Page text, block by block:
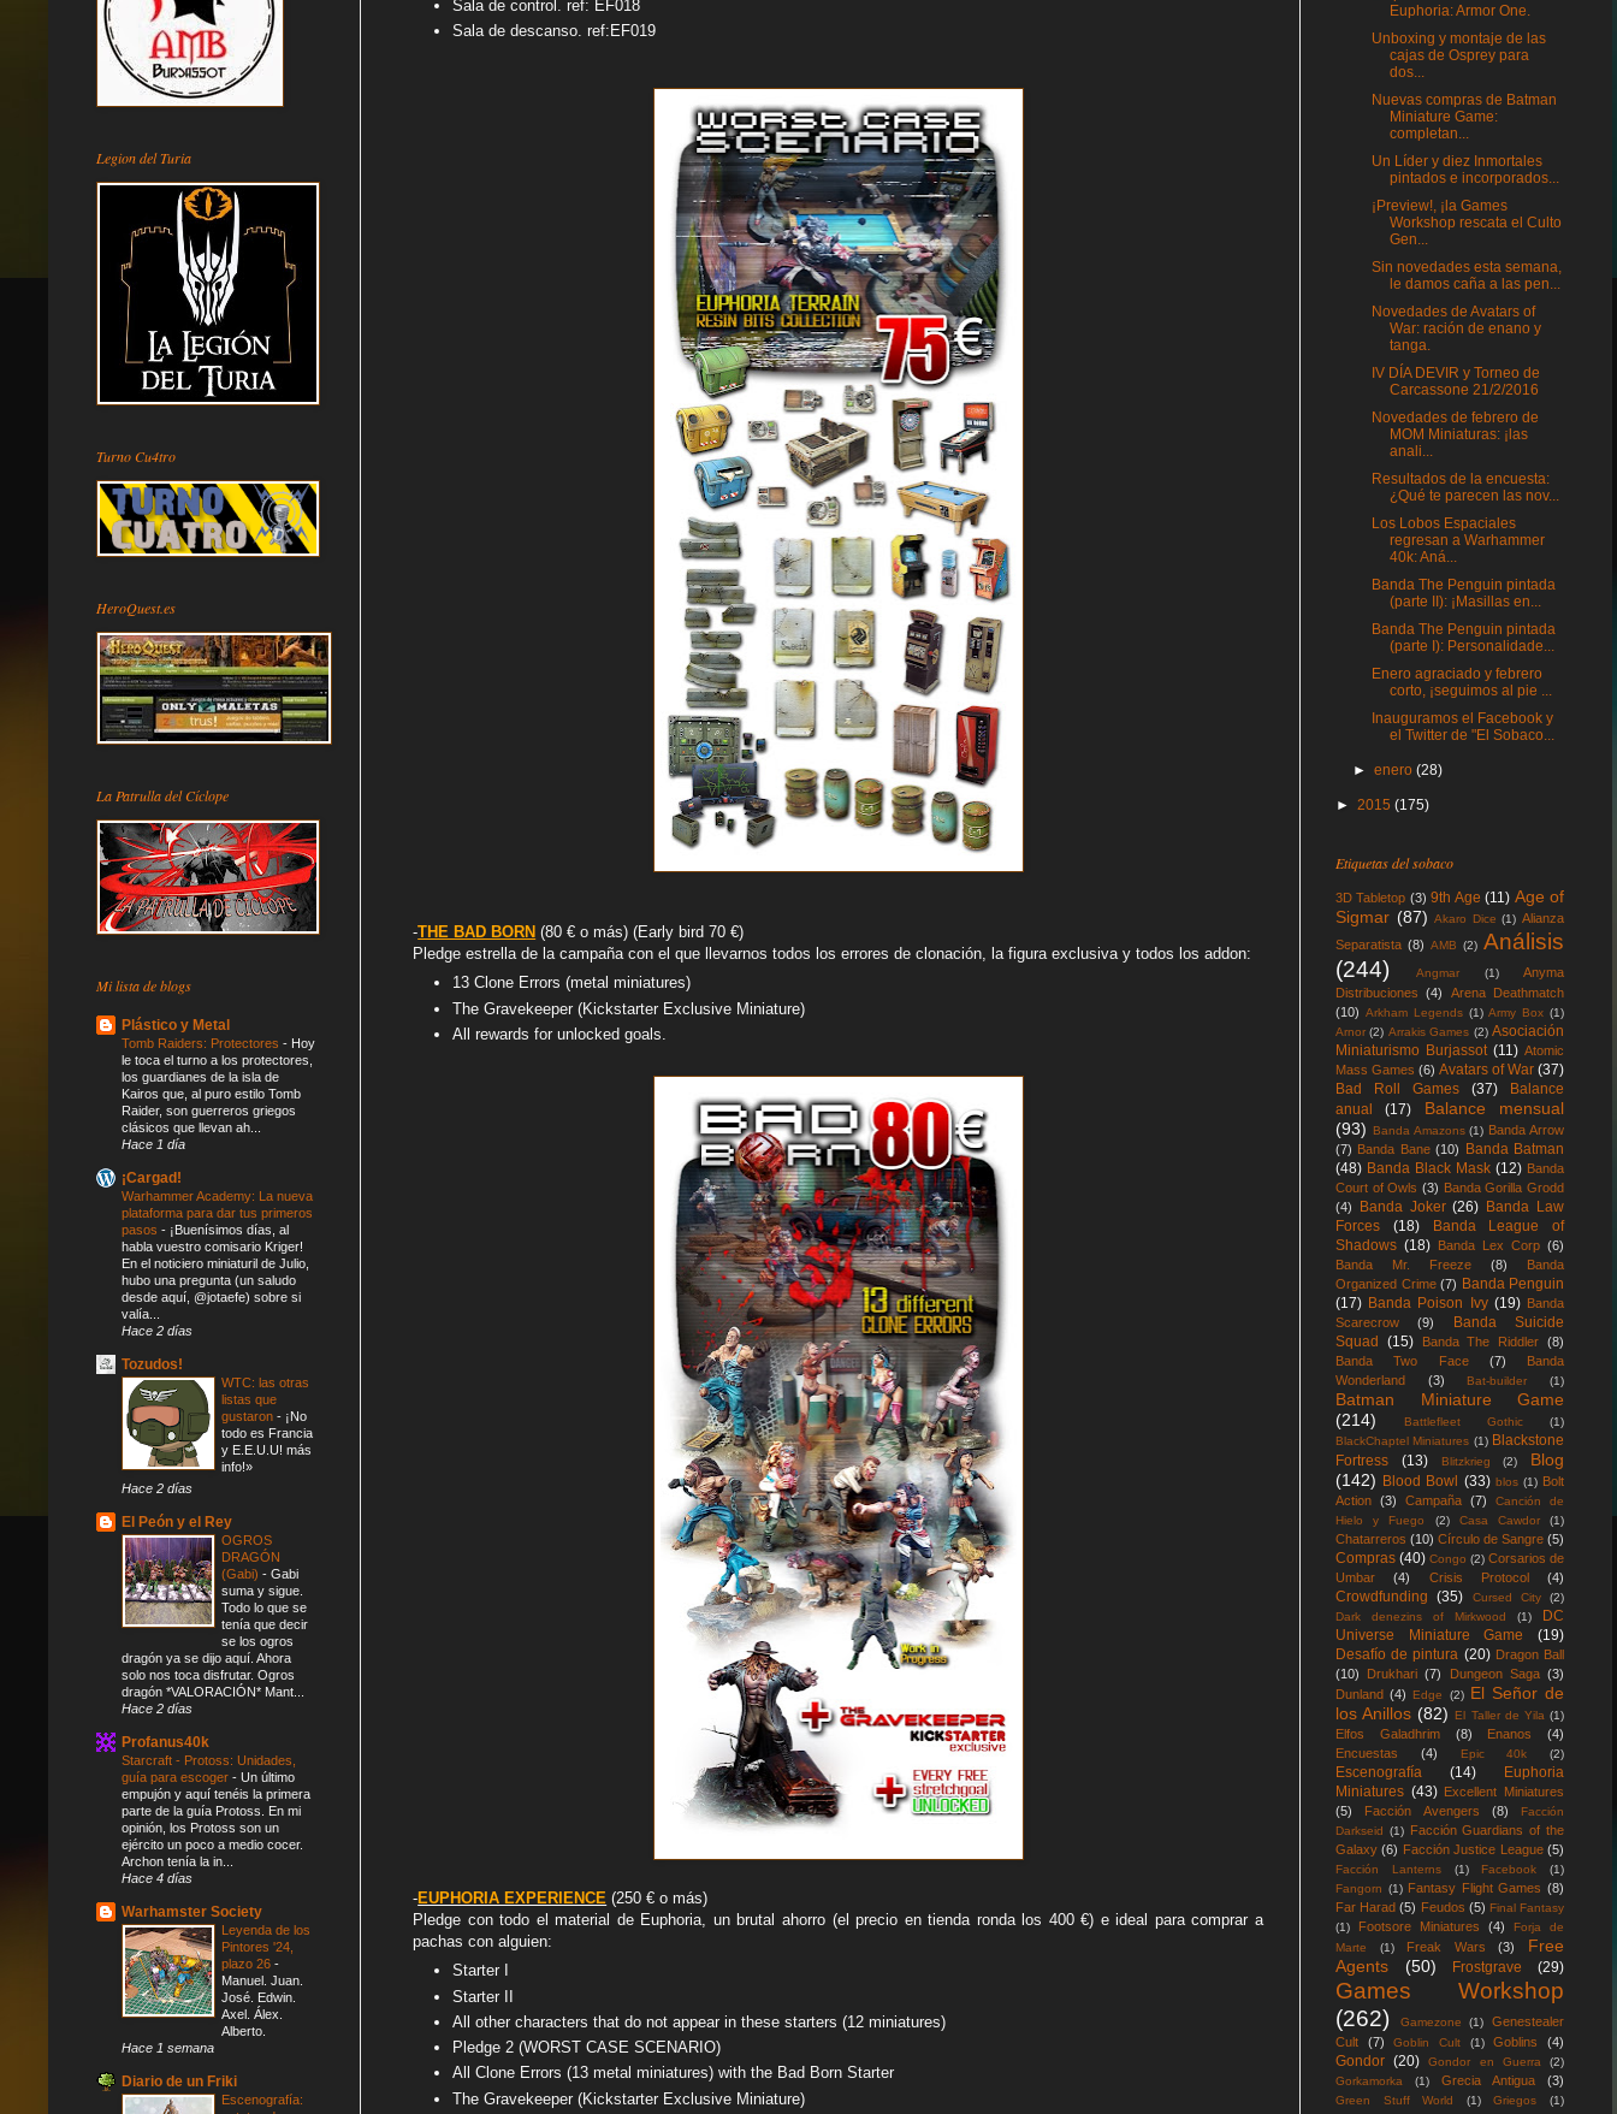
Sala de control. ref: EF018
Sala de descanso. ref:EF019
-THE BAD BORN (80 € o más) (Early bird 70 €)
Pledge estrella de la campaña con el que llevarnos todos los errores de clonación, la figura exclusiva y todos los addon:
13 Clone Errors (metal miniatures)
The Gravekeeper (Kickstarter Exclusive Miniature)
All rewards for unlocked goals.
-EUPHORIA EXPERIENCE (250 € o más)
Pledge con todo el material de Euphoria, un brutal ahorro (el precio en tienda ronda los 400 €) e ideal para comprar a
pachas con alguien:
Starter I
Starter II
All other characters that do not appear in these starters (12 miniatures)
Pledge 2 (WORST CASE SCENARIO)
All Clone Errors (13 metal miniatures) with the Bad Born Starter
The Gravekeeper (Kickstarter Exclusive Miniature)
Legion del Turia
Turno Cu4tro
HeroQuest.es
La Patrulla del Cíclope
Mi lista de blogs
Plástico y Metal
Tomb Raiders: Protectores - Hoy
le toca el turno a los protectores,
los guardianes de la isla de
Kairos que, al puro estilo Tomb
Raider, son guerreros griegos
clásicos que llevan ah...
Hace 1 día
¡Cargad!
Warhammer Academy: La nueva
plataforma para dar tus primeros
pasos - ¡Buenísimos días, al
habla vuestro comisario Kriger!
En el noticiero miniaturil de Julio,
hubo una pregunta (un saludo
desde aquí, @jotaefe) sobre si
valía...
Hace 2 días
Tozudos!
WTC: las otras
listas que
gustaron - ¡No
todo es Francia
y E.E.U.U! más
info!»
Hace 2 días
El Peón y el Rey
OGROS
DRAGÓN
(Gabi) - Gabi
suma y sigue.
Todo lo que se
tenía que decir
se los ogros
dragón ya se dijo aquí. Ahora
solo nos toca disfrutar. Ogros
dragón *VALORACIÓN* Mant...
Hace 2 días
Profanus40k
Starcraft - Protoss: Unidades,
guía para escoger - Un último
empujón y aquí tenéis la primera
parte de la guía Protoss. En mi
opinión, los Protoss son un
ejército un poco a medio cocer.
Archon tenía la in...
Hace 4 días
Warhamster Society
Leyenda de los
Pintores '24,
plazo 26 -
Manuel. Juan.
José. Edwin.
Axel. Álex.
Alberto.
Hace 1 semana
Diario de un Friki
Escenografía:
Euphoria: Armor One.
Unboxing y montaje de las
cajas de Osprey para
dos...
Nuevas compras de Batman
Miniature Game:
completan...
Un Líder y diez Inmortales
pintados e incorporados...
¡Preview!, ¡la Games
Workshop rescata el Culto
Gen...
Sin novedades esta semana,
le damos caña a las pen...
Novedades de Avatars of
War: ración de enano y
tanga.
IV DÍA DEVIR y Torneo de
Carcassone 21/2/2016
Novedades de febrero de
MOM Miniaturas: ¡las
anali...
Resultados de la encuesta:
¿Qué te parecen las nov...
Los Lobos Espaciales
regresan a Warhammer
40k: Aná...
Banda The Penguin pintada
(parte II): ¡Masillas en...
Banda The Penguin pintada
(parte I): Personalidade...
Enero agraciado y febrero
corto, ¡seguimos al pie ...
Inauguramos el Facebook y
el Twitter de "El Sobaco...
►enero(28)
► 2015 (175)
Etiquetas del sobaco
3D Tabletop (3) 9th Age (11) Age of
Sigmar (87) Akaro Dice (1) Alianza
Separatista (8) AMB (2) Análisis
(244)
Angmar (1)
Anyma
Distribuciones
(4)
Arena Deathmatch
(10) Arkham Legends (1) Army Box (1)
Arnor (2) Arrakis Games (2) Asociación
Miniaturismo Burjassot (11) Atomic
Mass Games (6) Avatars of War (37)
Bad Roll Games
(37)
Balance
anual
(17)
Balance mensual
(93)
Banda Amazons (1) Banda Arrow
(7) Banda Bane (10)
Banda Batman
(48) Banda Black Mask (12) Banda
Court of Owls (3) Banda Gorilla Grodd
(4)
Banda Joker (26) Banda Law
Forces
(18)
Banda League of
Shadows (18) Banda Lex Corp (6)
Banda Mr. Freeze
(8)
Banda
Organized Crime (7) Banda Penguin
(17) Banda Poison Ivy (19) Banda
Scarecrow
(9)
Banda Suicide
Squad
(15) Banda The Riddler (8)
Banda Two Face
(7)
Banda
Wonderland
(3) Bat-builder (1)
Batman Miniature Game
(214)
Battlefleet Gothic
(1)
BlackChaptel Miniatures (1) Blackstone
Fortress
(13) Blitzkrieg (2)
Blog
(142) Blood Bowl (33) blos (1) Bolt
Action (3) Campaña (7)
Canción de
Hielo y Fuego
(2) Casa Cawdor (1)
Chatarreros (10) Círculo de Sangre (5)
Compras (40) Congo (2) Corsarios de
Umbar
(4) Crisis Protocol (4)
Crowdfunding (35) Cursed City
(2)
Dark denezins of Mirkwood
(1)
DC
Universe Miniature Game
(19)
Desafío de pintura (20) Dragon Ball
(10)
Drukhari (7) Dungeon Saga (3)
Dunland (4) Edge (2) El Señor de
los Anillos (82) El Taller de Yila (1)
Elfos Galadhrim (8) Enanos
(4)
Encuestas
(4) Epic 40k (2)
Escenografía (14)
Euphoria
Miniatures (43) Excellent Miniatures
(5)
Facción Avengers (8)
Facción
Darkseid (1) Facción Guardians of the
Galaxy (6) Facción Justice League (5)
Facción Lanterns (1) Facebook
(1)
Fangorn (1) Fantasy Flight Games (8)
Far Harad (5) Feudos (5) Final Fantasy
(1)
Footsore Miniatures (4)
Forja de
Marte
(1) Freak Wars (3)
Free
Agents
(50) Frostgrave (29)
Games Workshop
(262)
Gamezone (1)
Genestealer
Cult
(7) Goblin Cult (1) Goblins (4)
Gondor (20) Gondor en Guerra
(2)
Gorkamorka
(1) Grecia Antigua (3)
Green Stuff World (1) Griegos
(1)